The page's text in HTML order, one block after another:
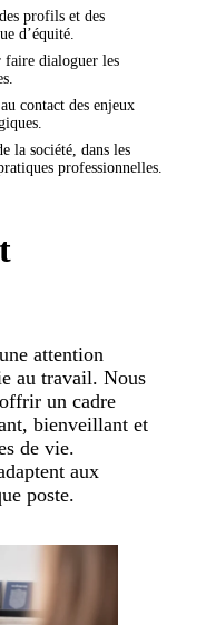
profils et des
d’équité.
dialoguer les
contact des enjeux
la société, dans les
professionnelles.
attention
au travail. Nous
un cadre
bienveillant et
de vie.
aux
poste.